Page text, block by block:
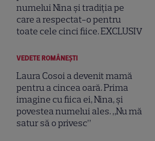
numelui Nina și tradiția pe
care a respectat-o pentru
toate cele cinci fiice. EXCLUSIV
VEDETE ROMÂNEŞTI
Laura Cosoi a devenit mamă
pentru a cincea oară. Prima
imagine cu fiica ei, Nina, și
povestea numelui ales. „Nu mă
satur să o privesc”